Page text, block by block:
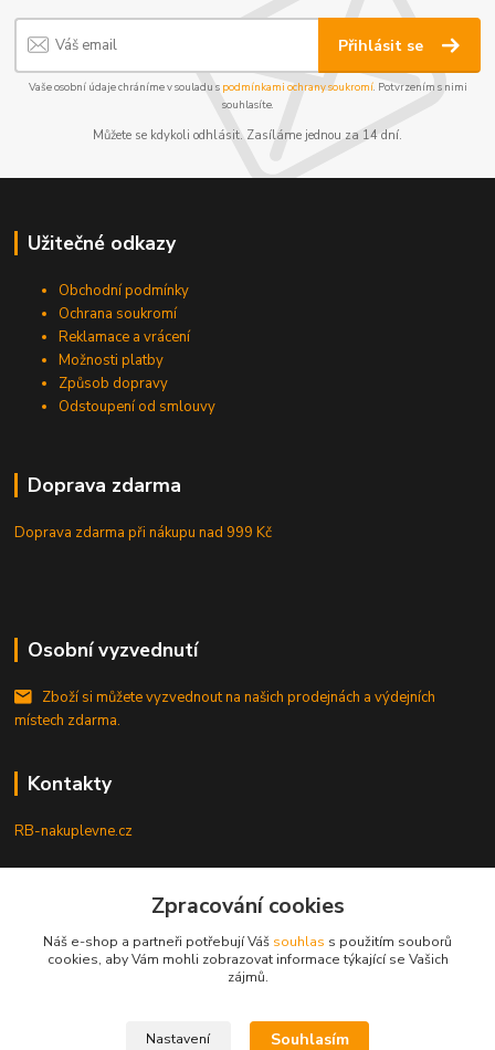
Přihlásit se
Vaše osobní údaje chráníme v souladu s podmínkami ochrany soukromí. Potvrzením s nimi
souhlasíte.
Můžete se kdykoli odhlásit. Zasíláme jednou za 14 dní.
Užitečné odkazy
Obchodní podmínky
Ochrana soukromí
Reklamace a vrácení
Možnosti platby
Způsob dopravy
Odstoupení od smlouvy
Doprava zdarma
Doprava zdarma při nákupunad 999 Kč
Osobní vyzvednutí
Zboží si můžete vyzvednout na našich prodejnách a výdejních
místech zdarma.
Kontakty
RB-nakuplevne.cz
+420 222722421
info@rb-nakuplevne.cz
Zpracování cookies
Náš e-shop a partneři potřebují Váš souhlas s použitím souborů
cookies, aby Vám mohli zobrazovat informace týkající se Vašich
zájmů.
Nastavení Souhlasím